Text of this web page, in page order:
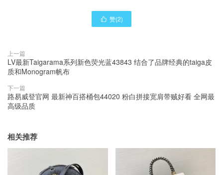
 赞(2)
上一篇
LV最新Taigarama系列新色荧光蓝43843 结合了品牌经典的taiga皮
质和Monogram帆布
下一篇
路易威登官网 最新神百搭桶包44020 粉白拼接宽肩带贼好看 全网最
高级品质
相关推荐